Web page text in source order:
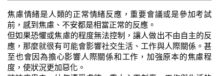
焦慮情緒是人類的正常情緒反應，重要會議或是參加考試
前，感到焦慮、不安都是相當正常的反應。
但如果恐懼或焦慮的程度無法控制，讓人做出不由自主的反
應，那麼就很有可能會影響社交生活、工作與人際關係。甚
至也會因為擔心影響人際關係和工作，加強原本的焦慮程
度，使狀況更加惡化。